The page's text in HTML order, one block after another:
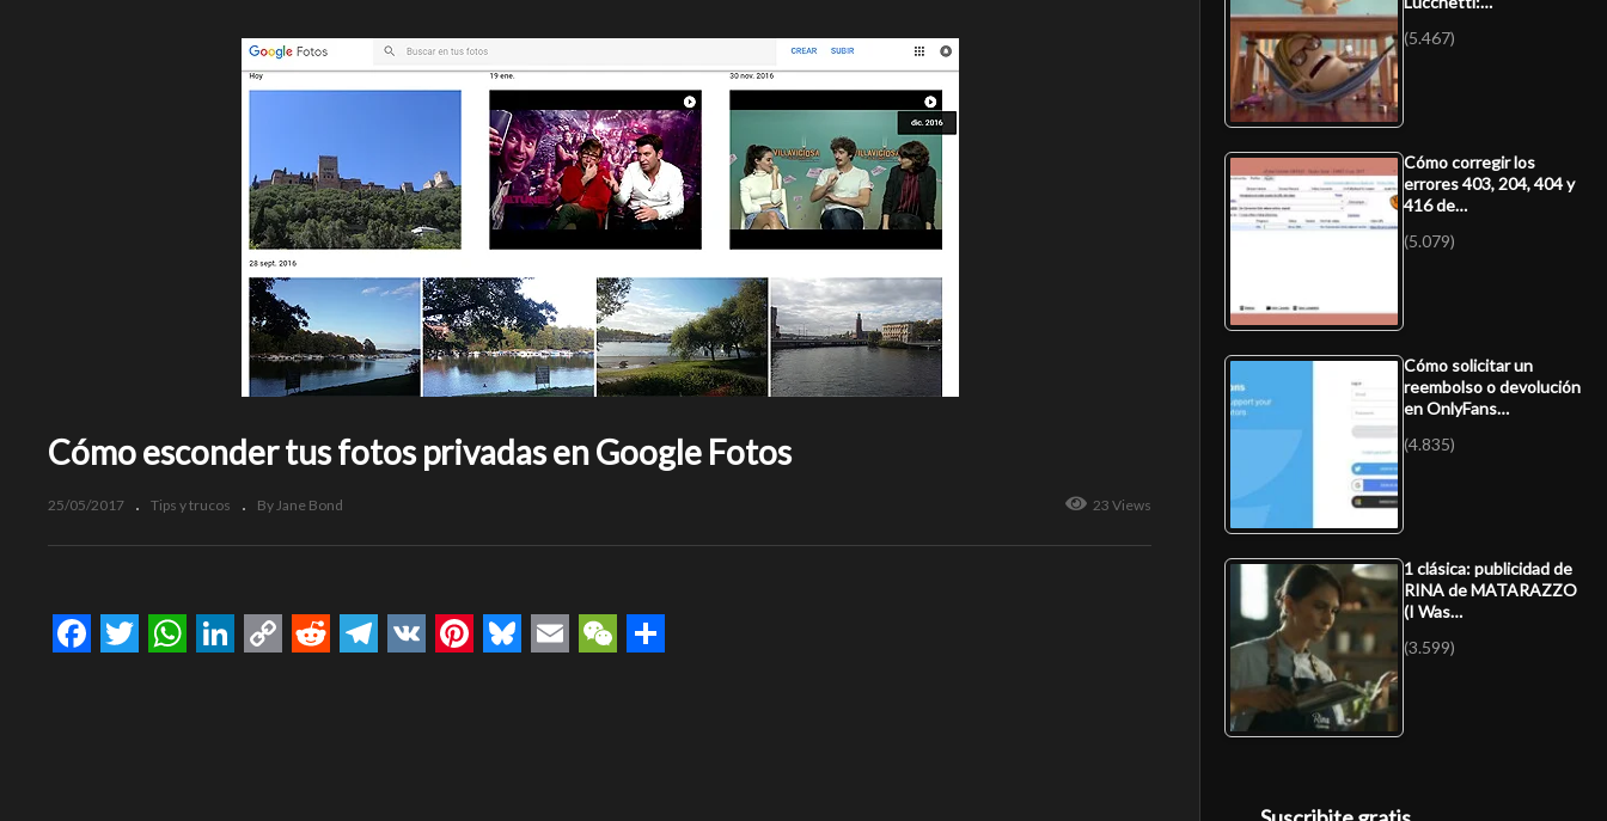
Cómo esconder tus fotos privadas en Google Fotos
25/05/2017 Tips y trucos By Jane Bond 23 Views
(5.467)
Cómo corregir los
errores 403, 204, 404 y
416 de…
(5.079)
Cómo solicitar un
reembolso o devolución
en OnlyFans…
(4.835)
1 clásica: publicidad de
RINA de MATARAZZO
(I Was…
(3.599)